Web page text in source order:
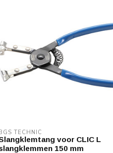
TECHNIC
voor CLIC L
150 mm